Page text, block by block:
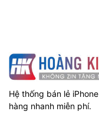
Hệ thống bán lẻ
hàng nhanh miễn phí.